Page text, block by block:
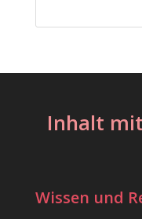
Inhalt
Wissen und